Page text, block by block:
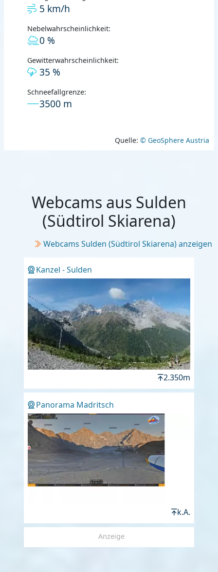
5 km/h
Nebelwahrscheinlichkeit:
0 %
Gewitterwahrscheinlichkeit:
35 %
Schneefallgrenze:
3500 m
Quelle: © GeoSphere Austria
Webcams aus Sulden
(Südtirol Skiarena)
Webcams Sulden (Südtirol Skiarena) anzeigen
Kanzel - Sulden
2.350m
Panorama Madritsch
k.A.
Anzeige